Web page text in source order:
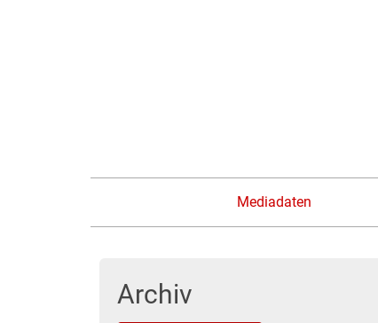
Mediadaten
Archiv